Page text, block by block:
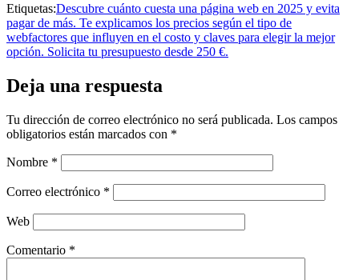
Etiquetas:Descubre cuánto cuesta una página web en 2025 y evita
pagar de más. Te explicamos los precios según el tipo de
webfactores que influyen en el costo y claves para elegir la mejor
opción. Solicita tu presupuesto desde 250 €.
Deja una respuesta
Tu dirección de correo electrónico no será publicada. Los campos
obligatorios están marcados con *
Nombre *
Correo electrónico *
Web
Comentario *